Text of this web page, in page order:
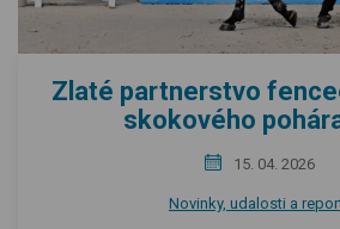
Zlaté partnerstvo
skokového
15. 04. 2026
Novinky, udalosti a